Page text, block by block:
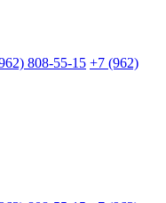
808-55-15 +7 (962)